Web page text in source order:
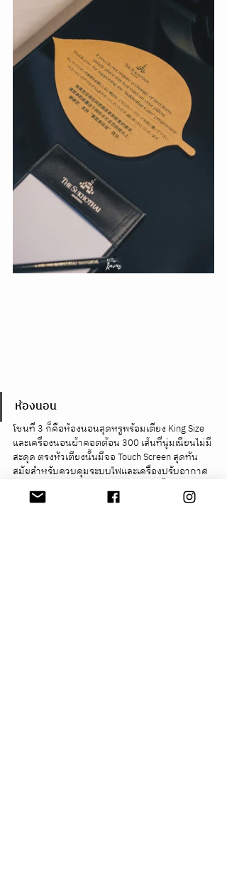
ห้องนอน
โซนที่ 3 ก็คือห้องนอนสุดหรูพร้อมเตียง King Size
และเครื่องนอนผ้าคอตต้อน 300 เส้นที่นุ่มเนียนไม่มี
สะดุด ตรงหัวเตียงนั้นมีจอ Touch Screen สุดทัน
สมัยสำหรับควบคุมระบบไฟและเครื่องปรับอากาศ
Armchair และ Bedroom Bench เอาไว้ให้เราเอนกาย